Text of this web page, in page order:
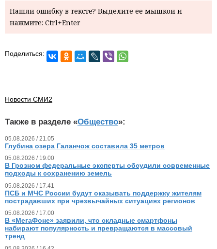
Нашли ошибку в тексте? Выделите ее мышкой и
нажмите: Ctrl+Enter
Поделиться:
Новости СМИ2
Также в разделе «Общество»:
05.08.2026 / 21.05
Глубина озера Галанчож составила 35 метров
05.08.2026 / 19.00
В Грозном федеральные эксперты обсудили современные
подходы к сохранению земель
05.08.2026 / 17.41
ПСБ и МЧС России будут оказывать поддержку жителям
пострадавших при чрезвычайных ситуациях регионов
05.08.2026 / 17.00
В «МегаФоне» заявили, что складные смартфоны
набирают популярность и превращаются в массовый
тренд